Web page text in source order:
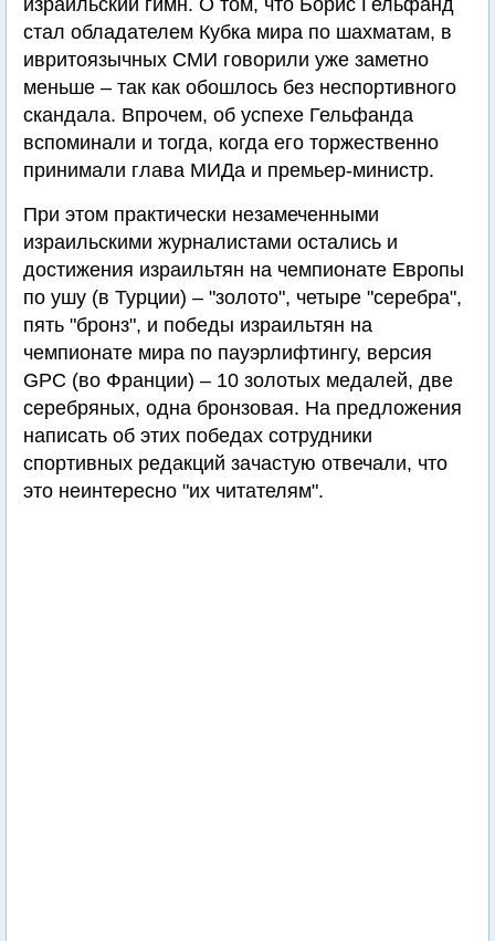
израильский гимн. О том, что Борис Гельфанд
стал обладателем Кубка мира по шахматам, в
ивритоязычных СМИ говорили уже заметно
меньше – так как обошлось без неспортивного
скандала. Впрочем, об успехе Гельфанда
вспоминали и тогда, когда его торжественно
принимали глава МИДа и премьер-министр.
При этом практически незамеченными
израильскими журналистами остались и
достижения израильтян на чемпионате Европы
по ушу (в Турции) – "золото", четыре "серебра",
пять "бронз", и победы израильтян на
чемпионате мира по пауэрлифтингу, версия
GPC (во Франции) – 10 золотых медалей, две
серебряных, одна бронзовая. На предложения
написать об этих победах сотрудники
спортивных редакций зачастую отвечали, что
это неинтересно "их читателям".